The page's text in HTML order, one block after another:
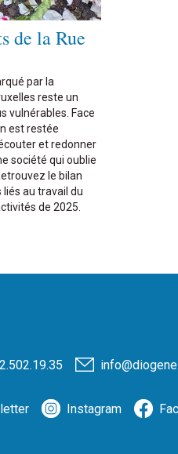
de la Rue
par la
reste un
vulnérables. Face
est restée
et redonner
société qui oublie
le bilan
au travail du
de 2025.
Instagram